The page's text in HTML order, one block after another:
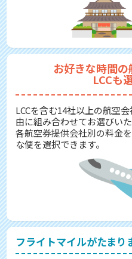
お好きな時間の
LCCも
LCCを含む14社以上の航空
由に組み合わせてお選びいた
各航空券提供会社別の料金
な便を選択できます。
フライトマイルがたまり